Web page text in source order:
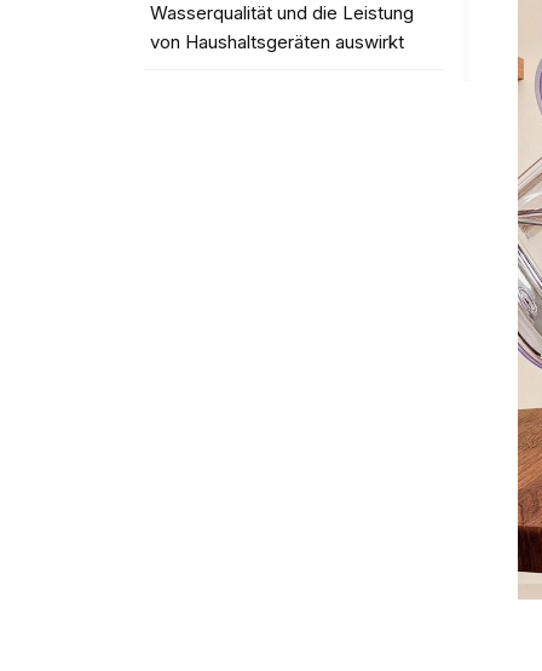
Wasserqualität und die Leistung
von Haushaltsgeräten auswirkt